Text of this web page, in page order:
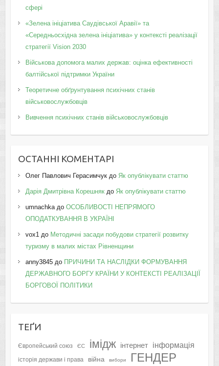
сфері
«Зелена ініціатива Саудівської Аравії» та
«Середньосхідна зелена ініціатива» у контексті реалізації
стратегії Vision 2030
Військова допомога малих держав: оцінка ефективності
балтійської підтримки України
Теоретичне обґрунтування психічних станів
військовослужбовців
Вивчення психічних станів військовослужбовців
ОСТАННІ КОМЕНТАРІ
Олег Павлович Герасимчукдо Як опублікувати статтю
Дарія Дмитрівна Корешнякдо Як опублікувати статтю
umnachkaдо ОСОБЛИВОСТІ НЕПРЯМОГО
ОПОДАТКУВАННЯ В УКРАЇНІ
vox1 до Методичні засади побудови стратегії розвитку
туризму в малих містах Рівненщини
anny3845до ПРИЧИНИ ТА НАСЛІДКИ ФОРМУВАННЯ
ДЕРЖАВНОГО БОРГУ КРАЇНИ У КОНТЕКСТІ РЕАЛІЗАЦІЇ
БОРГОВОЇ ПОЛІТИКИ
ТЕҐИ
Європейський союз ЄС імідж інтернет інформація
історія держави і права війна вибори
ГЕНДЕР